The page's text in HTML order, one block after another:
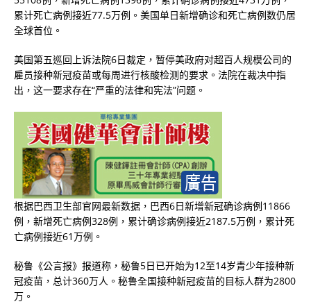
累计死亡病例接近77.5万例。美国单日新增确诊和死亡病例数仍居
全球首位。
美国第五巡回上诉法院6日裁定，暂停美政府对超百人规模公司的
雇员接种新冠疫苗或每周进行核酸检测的要求。法院在裁决中指
出，这一要求存在“严重的法律和宪法”问题。
根据巴西卫生部官网最新数据，巴西6日新增新冠确诊病例11866
例，新增死亡病例328例，累计确诊病例接近2187.5万例，累计死
亡病例接近61万例。
秘鲁《公言报》报道称，秘鲁5日已开始为12至14岁青少年接种新
冠疫苗，总计360万人。秘鲁全国接种新冠疫苗的目标人群为2800
万。